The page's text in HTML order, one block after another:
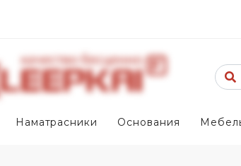
Наматрасники Основания